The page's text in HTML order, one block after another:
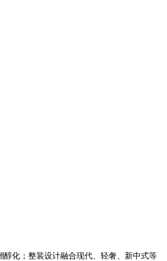
化；整装设计融合现代、轻奢、新中式等